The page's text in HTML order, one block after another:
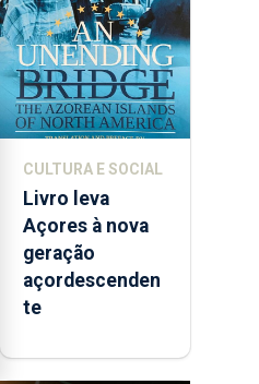
instrumentos
CULTURA E SOCIAL
Livro leva
Açores à nova
geração
açordescenden
te